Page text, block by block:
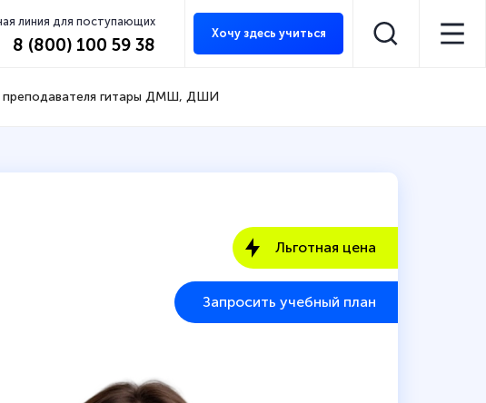
линия для поступающих
8 (800) 100 59 38
Хочу здесь учиться
преподавателя гитары ДМШ, ДШИ
Льготная цена
Запросить учебный план